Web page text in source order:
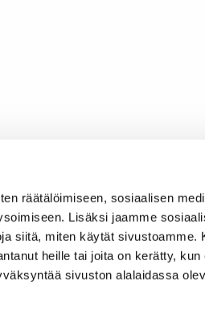
räätälöimiseen, sosiaalisen
Lisäksi jaamme
siitä, miten käytät sivustoamme.
heille tai joita on kerätty,
sivuston alalaidassa